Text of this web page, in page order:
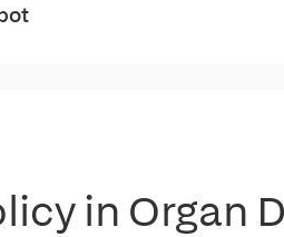
in Organ